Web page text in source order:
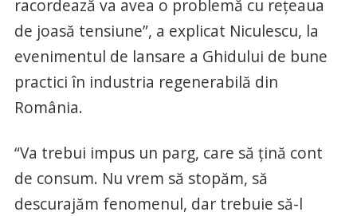
racordează va avea o problemă cu rețeaua
de joasă tensiune”, a explicat Niculescu, la
evenimentul de lansare a Ghidului de bune
practici în industria regenerabilă din
România.
“Va trebui impus un parg, care să țină cont
de consum. Nu vrem să stopăm, să
descurajăm fenomenul, dar trebuie să-l